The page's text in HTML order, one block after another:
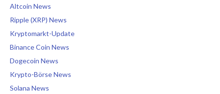
Altcoin News
Ripple (XRP) News
Kryptomarkt-Update
Binance Coin News
Dogecoin News
Krypto-Börse News
Solana News